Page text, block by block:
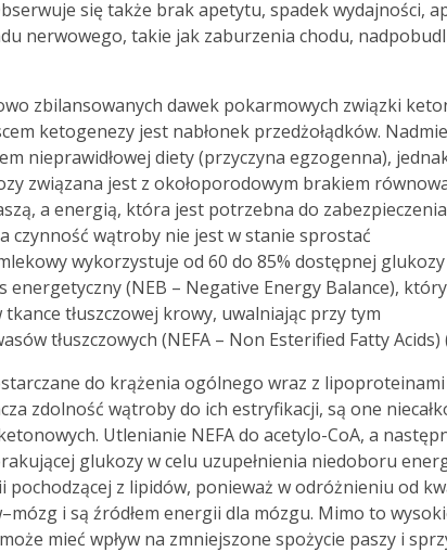
się także brak apetytu, spadek wydajności,
nerwowego, takie jak zaburzenia chodu,
zbilansowanych dawek pokarmowych związki
ketogenezy jest nabłonek przedżołądków.
nieprawidłowej diety (przyczyna egzogenna),
związana jest z okołoporodowym brakiem
a energią, która jest potrzebna do zabezpieczenia
wątroby nie jest w stanie sprostać
wykorzystuje od 60 do 85% dostępnej glukozy
(NEB – Negative Energy Balance), który
tłuszczowej krowy, uwalniając przy tym
tłuszczowych (NEFA – Non Esterified Fatty Acids)
do krążenia ogólnego wraz z lipoproteinami
zdolność wątroby do ich estryfikacji, są one
Utlenianie NEFA do acetylo-CoA, a
glukozy w celu uzupełnienia niedoboru
z lipidów, ponieważ w odróżnieniu od
i są źródłem energii dla mózgu. Mimo to
mieć wpływ na zmniejszone spożycie paszy i